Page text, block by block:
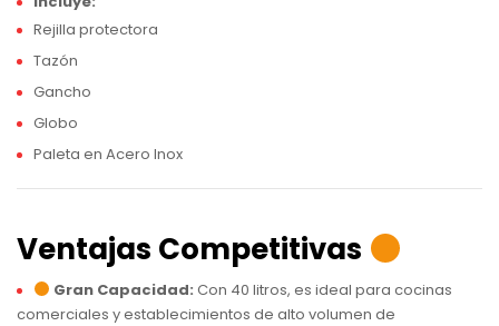
Rejilla protectora
Tazón
Gancho
Globo
Paleta en Acero Inox
Ventajas Competitivas
Gran Capacidad: Con 40 litros, es ideal para cocinas
comerciales y establecimientos de alto volumen de